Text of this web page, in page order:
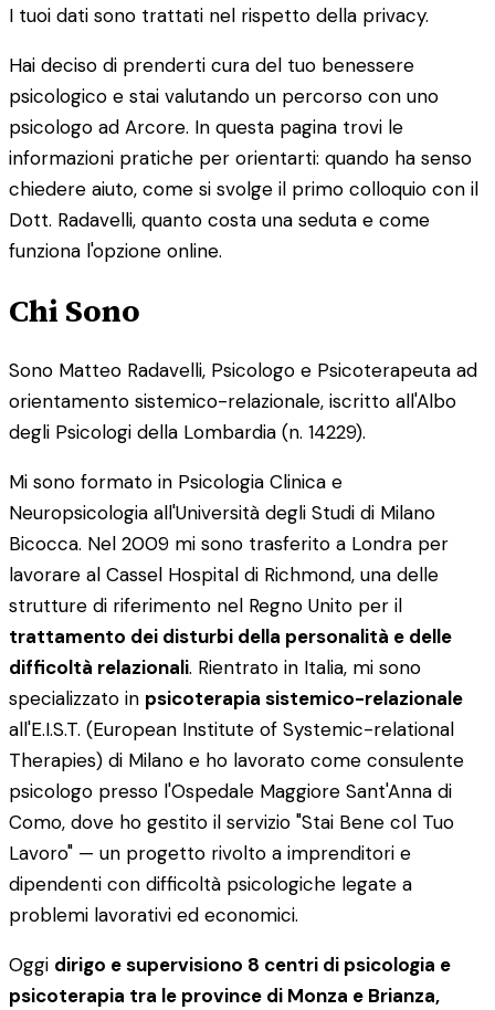
I tuoi dati sono trattati nel rispetto della privacy.
Hai deciso di prenderti cura del tuo benessere
psicologico e stai valutando un percorso con uno
psicologo ad Arcore. In questa pagina trovi le
informazioni pratiche per orientarti: quando ha senso
chiedere aiuto, come si svolge il primo colloquio con il
Dott. Radavelli, quanto costa una seduta e come
funziona l'opzione online.
Chi Sono
Sono Matteo Radavelli, Psicologo e Psicoterapeuta ad
orientamento sistemico-relazionale, iscritto all'Albo
degli Psicologi della Lombardia (n. 14229).
Mi sono formato in Psicologia Clinica e
Neuropsicologia all'Università degli Studi di Milano
Bicocca. Nel 2009 mi sono trasferito a Londra per
lavorare al Cassel Hospital di Richmond, una delle
strutture di riferimento nel Regno Unito per il
trattamento dei disturbi della personalità e delle
difficoltà relazionali. Rientrato in Italia, mi sono
specializzato in psicoterapia sistemico-relazionale
all'E.I.S.T. (European Institute of Systemic-relational
Therapies) di Milano e ho lavorato come consulente
psicologo presso l'Ospedale Maggiore Sant'Anna di
Como, dove ho gestito il servizio "Stai Bene col Tuo
Lavoro" — un progetto rivolto a imprenditori e
dipendenti con difficoltà psicologiche legate a
problemi lavorativi ed economici.
Oggi dirigo e supervisiono 8 centri di psicologia e
psicoterapia tra le province di Monza e Brianza,